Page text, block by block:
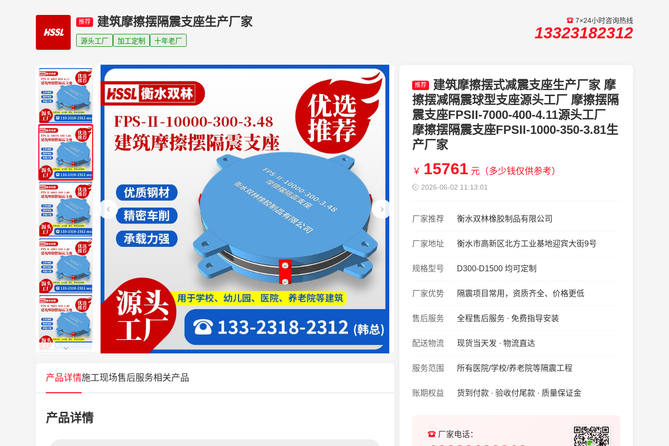
推荐 建筑摩擦摆隔震支座生产厂家
源头工厂 加工定制 十年老厂
7×24小时咨询热线
13323182312
推荐
建筑摩擦摆式减震支座生产厂家 摩
擦摆减隔震球型支座源头工厂 摩擦摆隔
震支座FPSII-7000-400-4.11源头工厂
摩擦摆隔震支座FPSII-1000-350-3.81生
产厂家
￥ 15761 元（多少钱仅供参考）
2026-06-02 11:13:01
厂家推荐 衡水双林橡胶制品有限公司
厂家地址 衡水市高新区北方工业基地迎宾大街9号
规格型号 D300-D1500 均可定制
厂家优势 隔震项目常用，资质齐全、价格更低
售后服务 全程售后服务 · 免费指导安装
配送物流 现货当天发 · 物流直达
服务范围 所有医院/学校/养老院等隔震工程
账期权益 货到付款 · 验收付尾款 · 质量保证金
厂家电话：
产品详情施工现场售后服务相关产品
产品详情